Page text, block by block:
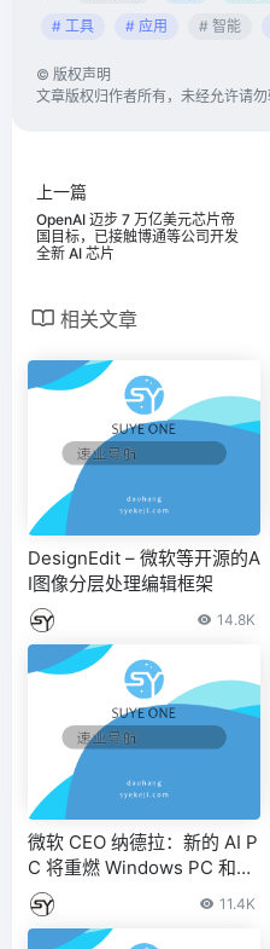
# 工具
# 应用 # 智能
© 版权声明
文章版权归作者所有，未经允许请勿
上一篇
OpenAI 迈步 7 万亿美元芯片帝
国目标，已接触博通等公司开发
全新 AI 芯片
相关文章
DesignEdit – 微软等开源的A
I图像分层处理编辑框架
14.8K
微软 CEO 纳德拉：新的 AI P
C 将重燃 Windows PC 和苹
果 Mac 的竞争
11.4K